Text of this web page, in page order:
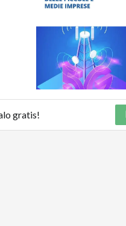
Privacy
gratis!